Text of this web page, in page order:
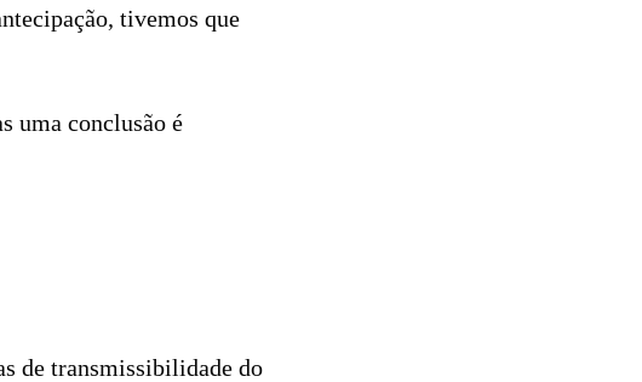
tivemos que
uma conclusão é
de transmissibilidade do